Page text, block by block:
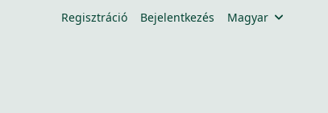
Regisztráció Bejelentkezés Magyar